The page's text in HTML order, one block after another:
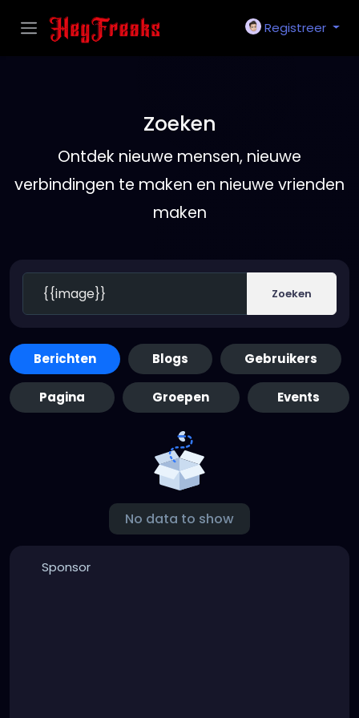
Registreer
Zoeken
Ontdek nieuwe mensen, nieuwe
verbindingen te maken en nieuwe vrienden
maken
Zoeken
Berichten Blogs Gebruikers
Pagina Groepen Events
No data to show
Sponsor